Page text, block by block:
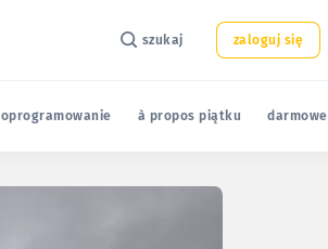
szukaj zaloguj się
oprogramowanie à propos piątku darmowe